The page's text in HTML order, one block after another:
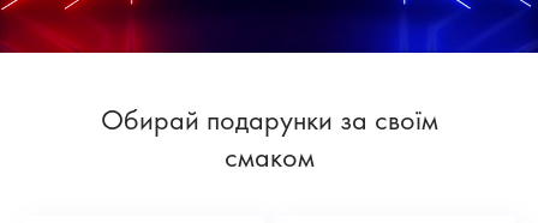
Обирай подарунки за своїм
смаком